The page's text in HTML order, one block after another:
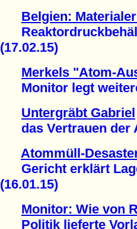
Belgien:
(17.02.15)
Merkels "Atom-
Monitor legt
Untergräbt Gabriel
das Vertrauen der
Atommüll-
Gericht erklärt
(16.01.15)
Monitor: Wie von
Politik lieferte